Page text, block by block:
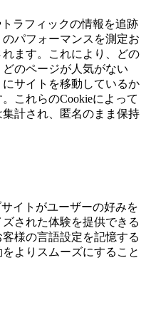
ラフィックの情報を追跡
パフォーマンスを測定お
ます。これにより、どの
のページが人気がない
サイトを移動しているか
これらのCookieによって
計され、匿名のまま保持
イトがユーザーの好みを
された体験を提供できる
様の言語設定を記憶する
よりスムーズにすること